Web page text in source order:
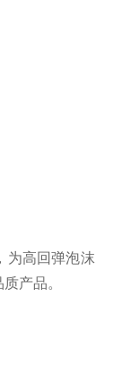
为高回弹泡沫
产品。